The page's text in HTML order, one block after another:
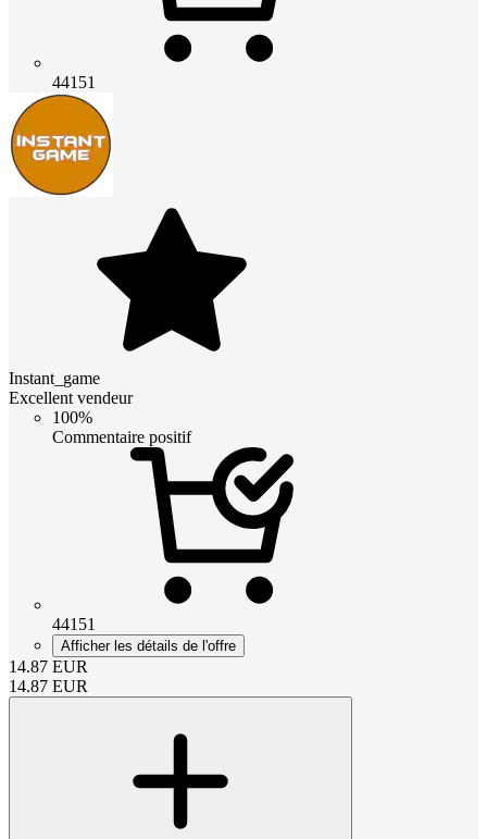
44151
Instant_game
Excellent vendeur
100%
Commentaire positif
44151
Afficher les détails de l'offre
14.87 EUR
14.87 EUR